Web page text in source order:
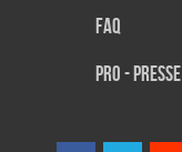
FAQ
PRO - PRESSE